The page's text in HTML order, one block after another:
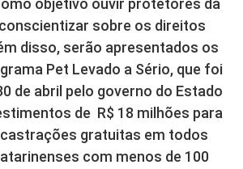
objetivo ouvir protetores da
sobre os direitos
disso, serão apresentados os
Pet Levado a Sério, que foi
de abril pelo governo do Estado
de R$ 18 milhões para
gratuitas em todos
com menos de 100